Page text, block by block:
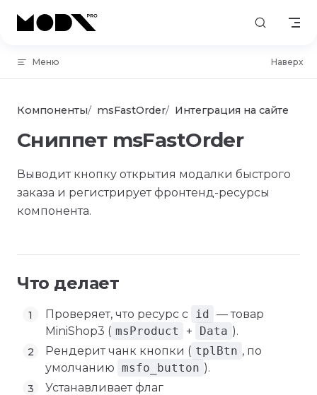
Skip to content
Меню Наверх
Компоненты msFastOrder Интеграция на сайте
Сниппет msFastOrder
Выводит кнопку открытия модалки быстрого
заказа и регистрирует фронтенд-ресурсы
компонента.
Что делает
Проверяет, что ресурс с id — товар
MiniShop3 ( msProduct + Data ).
Рендерит чанк кнопки ( tplBtn , по
умолчанию msfo_button ).
Устанавливает флаг